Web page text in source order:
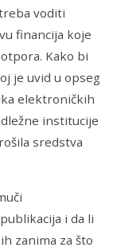
voditi
financija koje
Kako bi
je uvid u opseg
elektroničkih
institucije
sredstva
i da li
zanima za što